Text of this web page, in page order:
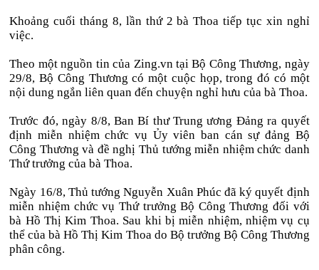
Khoảng cuối tháng 8, lần thứ 2 bà Thoa tiếp tục xin nghỉ
việc.
Theo một nguồn tin của Zing.vn tại Bộ Công Thương, ngày
29/8, Bộ Công Thương có một cuộc họp, trong đó có một
nội dung ngắn liên quan đến chuyện nghỉ hưu của bà Thoa.
Trước đó, ngày 8/8, Ban Bí thư Trung ương Đảng ra quyết
định miễn nhiệm chức vụ Ủy viên ban cán sự đảng Bộ
Công Thương và đề nghị Thủ tướng miễn nhiệm chức danh
Thứ trưởng của bà Thoa.
Ngày 16/8, Thủ tướng Nguyễn Xuân Phúc đã ký quyết định
miễn nhiệm chức vụ Thứ trưởng Bộ Công Thương đối với
bà Hồ Thị Kim Thoa. Sau khi bị miễn nhiệm, nhiệm vụ cụ
thể của bà Hồ Thị Kim Thoa do Bộ trưởng Bộ Công Thương
phân công.